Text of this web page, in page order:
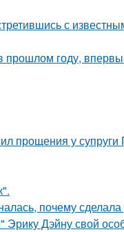
с
прошлом году,
прощения у супруги
почему сделала
Дэйну свой